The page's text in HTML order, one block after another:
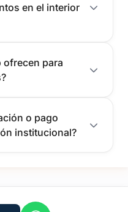
en el interior
ofrecen para
o pago
institucional?